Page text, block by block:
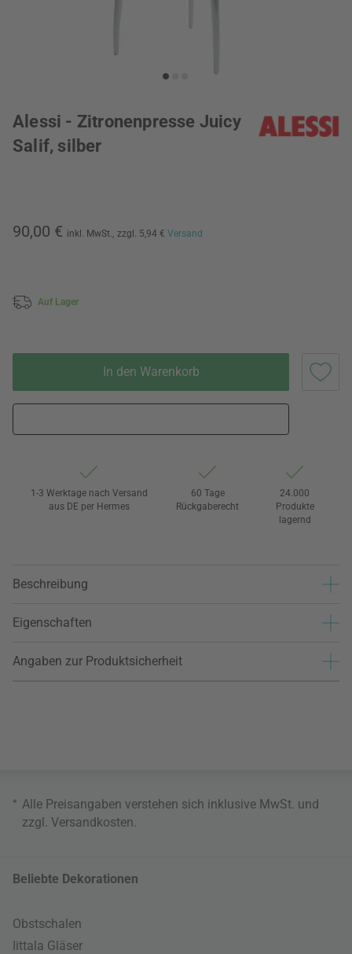
Alessi - Zitronenpresse Juicy
Salif, silber
90,00 € inkl. MwSt., zzgl. 5,94 € Versand
Auf Lager
In den Warenkorb
1-3 Werktage nach Versand
aus DE per Hermes
60 Tage
Rückgaberecht
24.000
Produkte
lagernd
Beschreibung
Eigenschaften
Angaben zur Produktsicherheit
* Alle Preisangaben verstehen sich inklusive MwSt. und
zzgl. Versandkosten
Beliebte Dekorationen
Obstschalen
Iittala Gläser